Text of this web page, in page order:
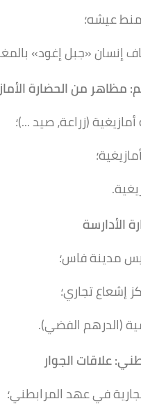
عيشه؛
إنسان «جبل إغود»
مظاهر من الحضارة
(زراعة، صيد ...)؛
الأدارسة
مدينة فاس؛
إشعاع تجاري؛
(الدرهم الفضي).
علاقات الجوار
في عهد المرابطني؛